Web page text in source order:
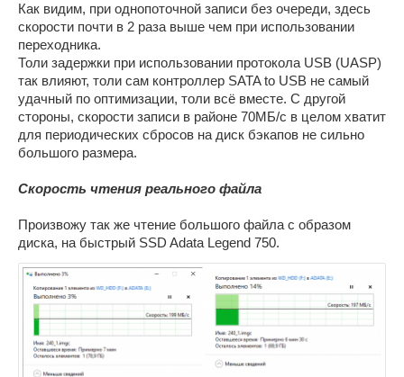
Как видим, при однопоточной записи без очереди, здесь
скорости почти в 2 раза выше чем при использовании
переходника.
Толи задержки при использовании протокола USB (UASP)
так влияют, толи сам контроллер SATA to USB не самый
удачный по оптимизации, толи всё вместе. С другой
стороны, скорости записи в районе 70МБ/с в целом хватит
для периодических сбросов на диск бэкапов не сильно
большого размера.
Скорость чтения реального файла
Произвожу так же чтение большого файла с образом
диска, на быстрый SSD Adata Legend 750.